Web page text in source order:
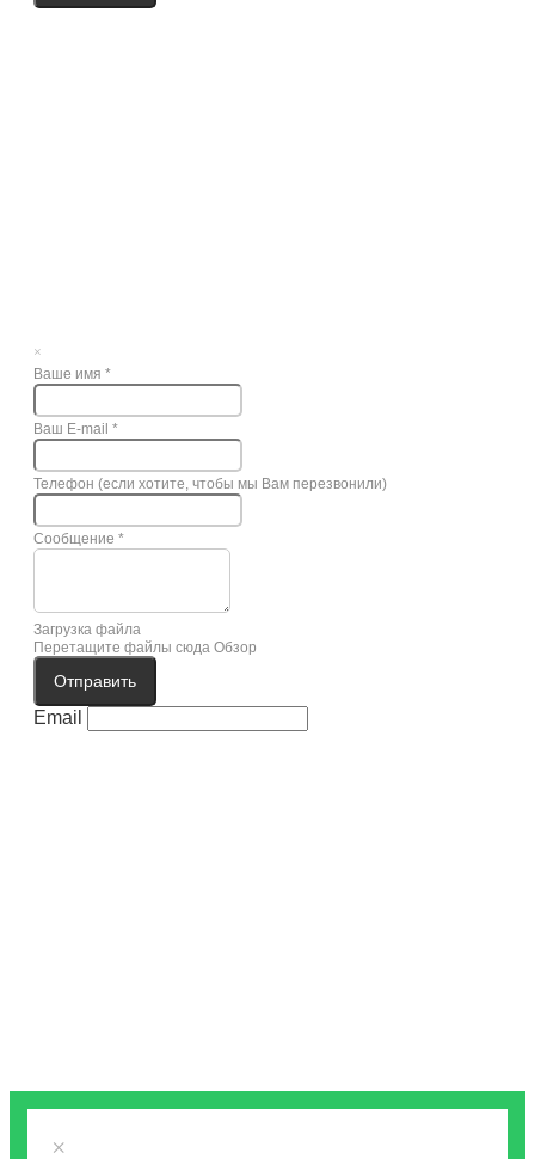
×
Ваше имя *
Ваш E-mail *
Телефон (если хотите, чтобы мы Вам перезвонили)
Сообщение *
Загрузка файла
Перетащите файлы сюда Обзор
Отправить
Email
×